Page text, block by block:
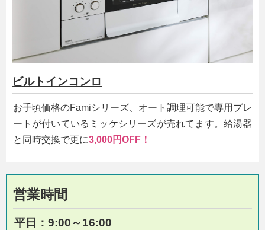
ビルトインコンロ
お手頃価格のFamiシリーズ、オート調理可能で専用プレ
ートが付いているミッケシリーズが売れてます。給湯器
と同時交換で更に3,000円OFF！
営業時間
平日：9:00～16:00